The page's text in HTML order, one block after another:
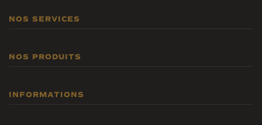
NOS SERVICES
Garanties et Entretien
NOS PRODUITS
Lunettes de soleil
INFORMATIONS